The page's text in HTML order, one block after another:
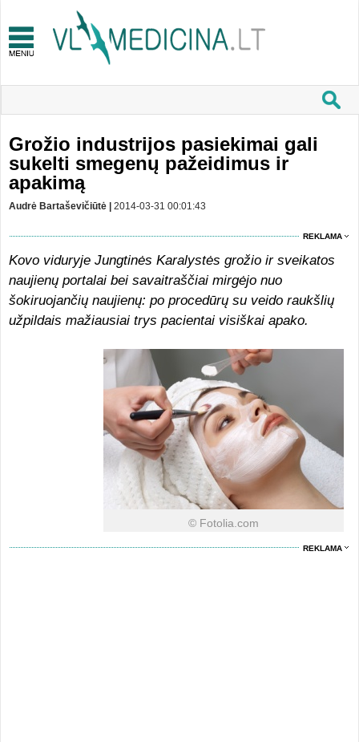
Grožio industrijos pasiekimai gali
sukelti smegenų pažeidimus ir
apakimą
Audrė Bartaševičiūtė | 2014-03-31 00:01:43
REKLAMA
Kovo viduryje Jungtinės Karalystės grožio ir sveikatos
naujienų portalai bei savaitraščiai mirgėjo nuo
šokiruojančių naujienų: po procedūrų su veido raukšlių
užpildais mažiausiai trys pacientai visiškai apako.
© Fotolia.com
REKLAMA